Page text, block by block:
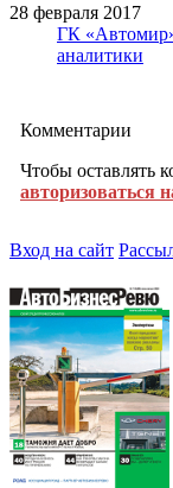
28 февраля 2017
ГК
аналитики
Комментарии
Чтобы оставлять
авторизоваться
Вход на сайт